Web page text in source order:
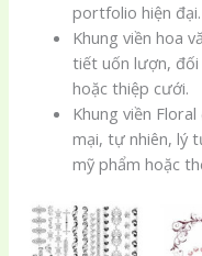
portfolio hiện đại.
Khung viền hoa
tiết uốn lượn,
hoặc thiệp cưới.
Khung viền
mại, tự nhiên, lý
mỹ phẩm hoặc